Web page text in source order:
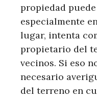
propiedad
especialmente
lugar, intenta
propietario del
vecinos. Si eso
necesario
del terreno en